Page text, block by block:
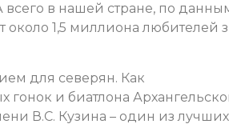
всего в нашей стране, по
около 1,5 миллиона любителей
для северян. Как
и биатлона
В.С. Кузина – один из